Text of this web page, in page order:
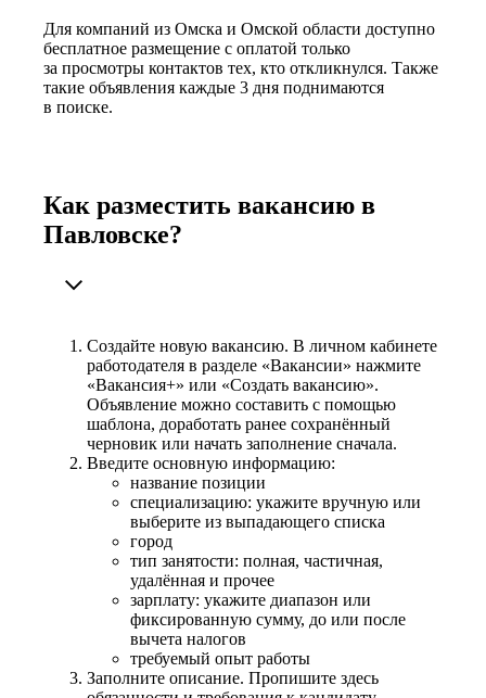
Для компаний из Омска и Омской области доступно
бесплатное размещение с оплатой только
за просмотры контактов тех, кто откликнулся. Также
такие объявления каждые 3 дня поднимаются
в поиске.
Как разместить вакансию в
Павловске?
Создайте новую вакансию. В личном кабинете
работодателя в разделе «Вакансии» нажмите
«Вакансия+» или «Создать вакансию».
Объявление можно составить с помощью
шаблона, доработать ранее сохранённый
черновик или начать заполнение сначала.
Введите основную информацию:
название позиции
специализацию: укажите вручную или
выберите из выпадающего списка
город
тип занятости: полная, частичная,
удалённая и прочее
зарплату: укажите диапазон или
фиксированную сумму, до или после
вычета налогов
требуемый опыт работы
Заполните описание. Пропишите здесь